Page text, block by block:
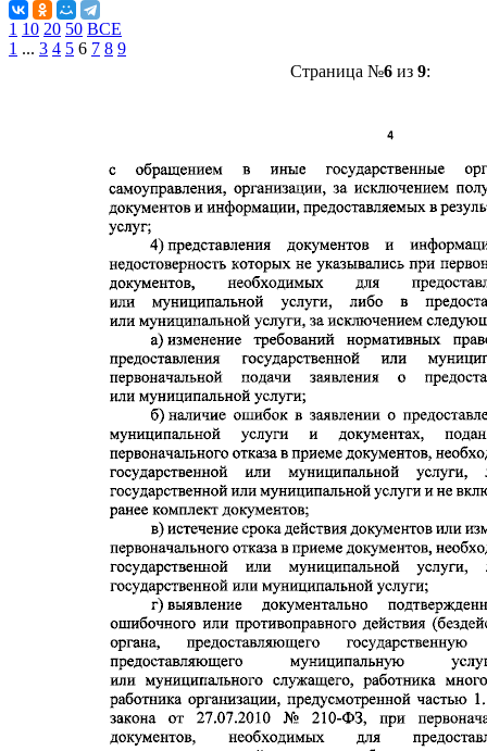
1 10 20 50 ВСЕ
1 ... 3 4 5 6 7 8 9
Страница №6из 9: